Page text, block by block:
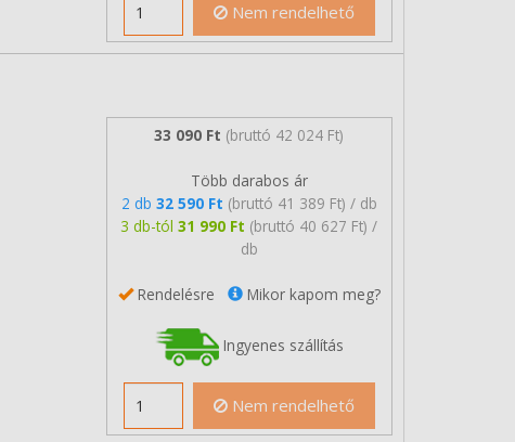
Nem rendelhető
33 090 Ft (bruttó 42 024 Ft)
Több darabos ár
2 db 32 590 Ft (bruttó 41 389 Ft) / db
3 db-tól31 990 Ft (bruttó 40 627 Ft) /
db
Rendelésre Mikor kapom meg?
Ingyenes szállítás
Nem rendelhető